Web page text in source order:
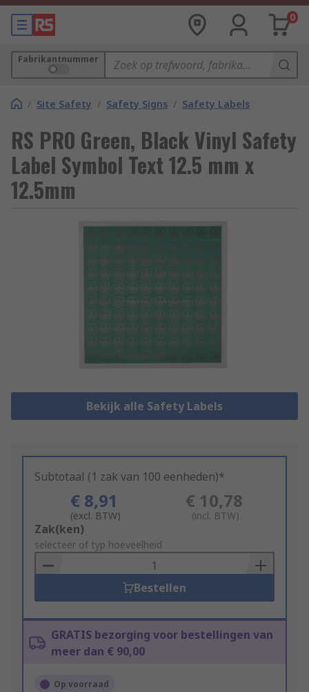
0
Fabrikantnummer
/ Site Safety / Safety Signs / Safety Labels
RS PRO Green, Black Vinyl Safety
Label Symbol Text 12.5 mm x
12.5mm
Bekijk alle Safety Labels
Subtotaal (1 zak van 100 eenheden)*
€ 8,91
(excl. BTW)
€ 10,78
(incl. BTW)
Add
to
Basket
Zak(ken)
selecteer of typ hoeveelheid
Bestellen
GRATIS bezorging voor bestellingen van
meer dan € 90,00
Op voorraad